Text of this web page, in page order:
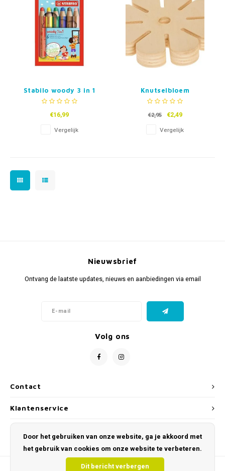
Stabilo woody 3 in 1
Etui - 6 Kleuren
€16,99
Vergelijk
Knutselbloem
Knoopschijf
€2,95 €2,49
Vergelijk
Contact
Nieuwsbrief
Ontvang de laatste updates, nieuws en aanbiedingen via email
Volg ons
Klantenservice
Door het gebruiken van onze website, ga je akkoord met
het gebruik van cookies om onze website te verbeteren.
Dit bericht verbergen